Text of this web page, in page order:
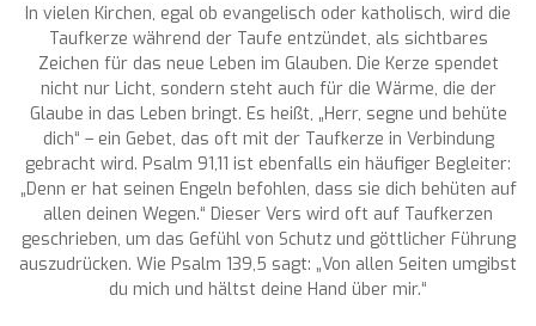
In vielen Kirchen, egal ob evangelisch oder katholisch, wird die
Taufkerze während der Taufe entzündet, als sichtbares
Zeichen für das neue Leben im Glauben. Die Kerze spendet
nicht nur Licht, sondern steht auch für die Wärme, die der
Glaube in das Leben bringt. Es heißt, „Herr, segne und behüte
dich“ – ein Gebet, das oft mit der Taufkerze in Verbindung
gebracht wird. Psalm 91,11 ist ebenfalls ein häufiger Begleiter:
„Denn er hat seinen Engeln befohlen, dass sie dich behüten auf
allen deinen Wegen.“ Dieser Vers wird oft auf Taufkerzen
geschrieben, um das Gefühl von Schutz und göttlicher Führung
auszudrücken. Wie Psalm 139,5 sagt: „Von allen Seiten umgibst
du mich und hältst deine Hand über mir.“